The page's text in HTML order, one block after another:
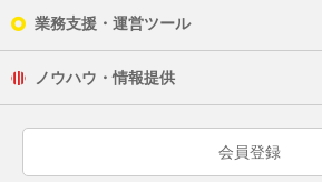
業務支援・運営ツール
ノウハウ・情報提供
会員登録